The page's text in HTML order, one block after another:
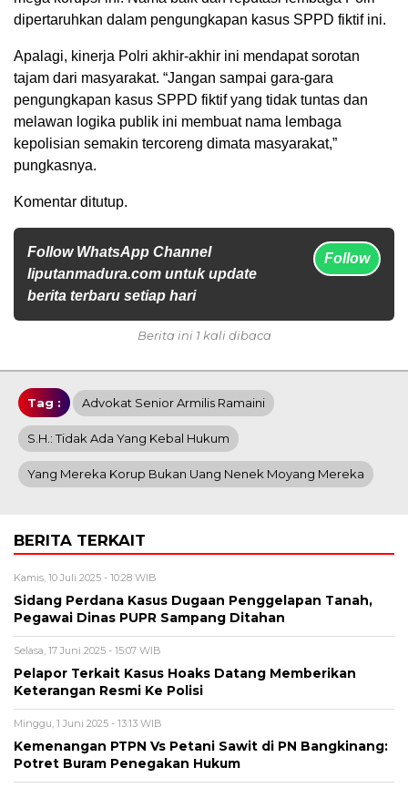
dipertaruhkan dalam pengungkapan kasus SPPD fiktif ini.
Apalagi, kinerja Polri akhir-akhir ini mendapat sorotan
tajam dari masyarakat. “Jangan sampai gara-gara
pengungkapan kasus SPPD fiktif yang tidak tuntas dan
melawan logika publik ini membuat nama lembaga
kepolisian semakin tercoreng dimata masyarakat,”
pungkasnya.
Komentar ditutup.
Follow WhatsApp Channel
liputanmadura.com untuk update
berita terbaru setiap hari
Follow
Berita ini 1 kali dibaca
Tag : Advokat Senior Armilis Ramaini
S.H.: Tidak Ada Yang Kebal Hukum
Yang Mereka Korup Bukan Uang Nenek Moyang Mereka
BERITA TERKAIT
Kamis, 10 Juli 2025 - 10:28 WIB
Sidang Perdana Kasus Dugaan Penggelapan Tanah,
Pegawai Dinas PUPR Sampang Ditahan
Selasa, 17 Juni 2025 - 15:07 WIB
Pelapor Terkait Kasus Hoaks Datang Memberikan
Keterangan Resmi Ke Polisi
Minggu, 1 Juni 2025 - 13:13 WIB
Kemenangan PTPN Vs Petani Sawit di PN Bangkinang:
Potret Buram Penegakan Hukum